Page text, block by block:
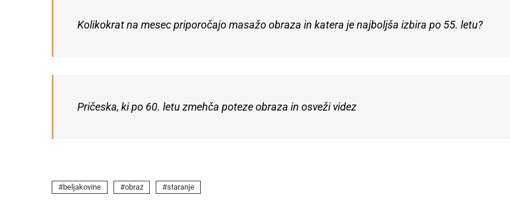
Kolikokrat na mesec priporočajo masažo obraza in katera je najboljša izbira po 55. letu?
Pričeska, ki po 60. letu zmehča poteze obraza in osveži videz
beljakovine obraz staranje